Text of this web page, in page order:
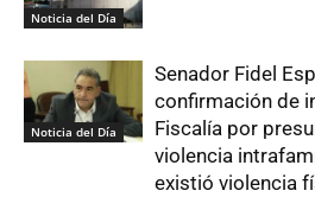
Noticia del Día
Noticia del Día
Senador Fidel
confirmación de
Fiscalía por
violencia
existió violencia